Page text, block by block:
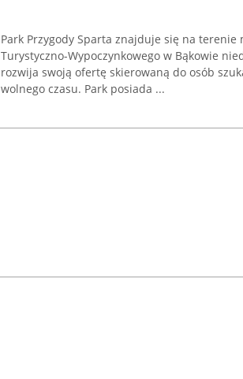
Park Przygody Sparta znajduje się na terenie
Turystyczno-Wypoczynkowego w Bąkowie
rozwija swoją ofertę skierowaną do osób
wolnego czasu. Park posiada ...